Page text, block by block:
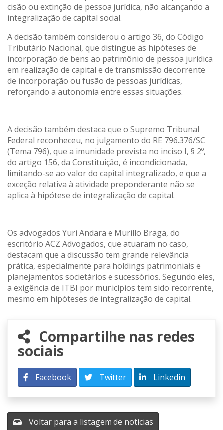
cisão ou extinção de pessoa jurídica, não alcançando a
integralização de capital social.
A decisão também considerou o artigo 36, do Código
Tributário Nacional, que distingue as hipóteses de
incorporação de bens ao patrimônio de pessoa jurídica
em realização de capital e de transmissão decorrente
de incorporação ou fusão de pessoas jurídicas,
reforçando a autonomia entre essas situações.
A decisão também destaca que o Supremo Tribunal
Federal reconheceu, no julgamento do RE 796.376/SC
(Tema 796), que a imunidade prevista no inciso I, § 2º,
do artigo 156, da Constituição, é incondicionada,
limitando-se ao valor do capital integralizado, e que a
exceção relativa à atividade preponderante não se
aplica à hipótese de integralização de capital.
Os advogados Yuri Andara e Murillo Braga, do
escritório ACZ Advogados, que atuaram no caso,
destacam que a discussão tem grande relevância
prática, especialmente para holdings patrimoniais e
planejamentos societários e sucessórios. Segundo eles,
a exigência de ITBI por municípios tem sido recorrente,
mesmo em hipóteses de integralização de capital.
Compartilhe nas redes
sociais
Facebook Twitter Linkedin
Voltar para a listagem de notícias